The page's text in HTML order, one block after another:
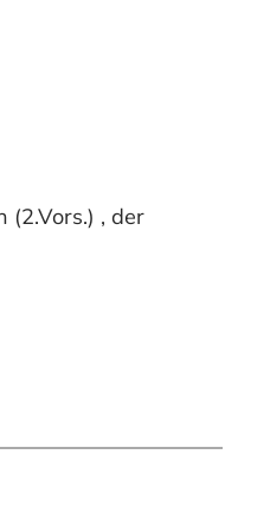
(2.Vors.) , der